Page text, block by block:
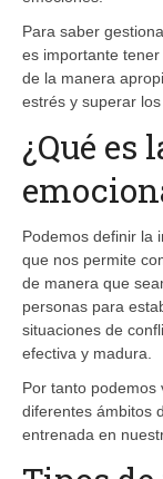
Para saber
es importante
de la manera
estrés y superar
¿Qué
Podemos definir la
que nos permite
de manera que
personas para
situaciones de
efectiva y madura.
Por tanto podemos
diferentes ámbitos
entrenada en